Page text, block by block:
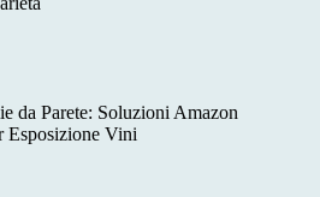
da Parete: Soluzioni Amazon
Esposizione Vini